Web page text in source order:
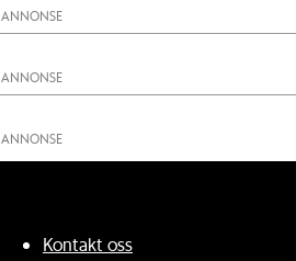
ANNONSE
ANNONSE
ANNONSE
Kontakt oss